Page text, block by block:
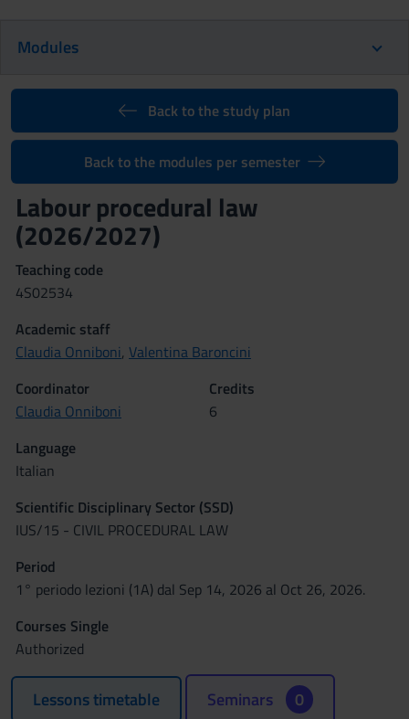
Modules
Back to the study plan
Back to the modules per semester
Labour procedural law
(2026/2027)
Teaching code
4S02534
Academic staff
Claudia Onniboni, Valentina Baroncini
Coordinator
Claudia Onniboni
Credits
6
Language
Italian
Scientific Disciplinary Sector (SSD)
IUS/15 - CIVIL PROCEDURAL LAW
Period
1° periodo lezioni (1A) dal Sep 14, 2026 al Oct 26, 2026.
Courses Single
Authorized
Lessons timetable Seminars 0